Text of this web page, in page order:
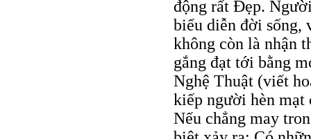
động rất Đẹp.
biểu diễn đời sống,
không còn là nhận
gắng đạt tới bằng
Nghệ Thuật (viết
kiếp người hèn mạt
Nếu chẳng may